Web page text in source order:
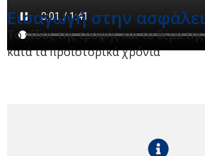
Εισαγωγή στην
Το είδος της τροφής και το θέμα
κατά τα προϊστορικά χρόνια